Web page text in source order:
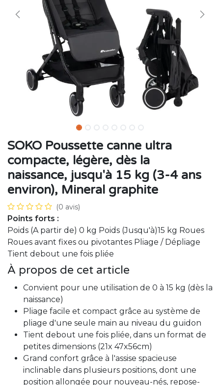
SOKO Poussette canne ultra
compacte, légère, dès la
naissance, jusqu'à 15 kg (3-4 ans
environ), Mineral graphite
(0 avis)
Points forts :
Poids (A partir de) 0 kg Poids (Jusqu'à)15 kg Roues
Roues avant fixes ou pivotantes Pliage / Dépliage
Tient debout une fois pliée
À propos de cet article
Convient pour une utilisation de 0 à 15 kg (dès la
naissance)
Pliage facile et compact grâce au système de
pliage d'une seule main au niveau du guidon
Tient debout une fois pliée, dans un format de
petites dimensions (21x 47x56cm)
Grand confort grâce à l'assise spacieuse
inclinable dans plusieurs positions, dont une
position allongée pour nouveau-nés, repose-